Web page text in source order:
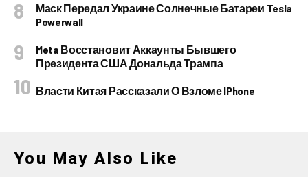
Маск Передал Украине Солнечные Батареи Tesla
Powerwall
Meta Восстановит Аккаунты Бывшего
Президента США Дональда Трампа
Власти Китая Рассказали О Взломе IPhone
You May Also Like